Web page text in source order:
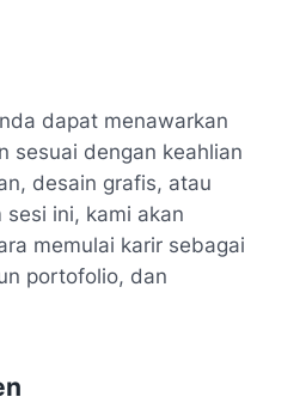
dapat menawarkan
sesuai dengan keahlian
desain grafis, atau
sesi ini, kami akan
memulai karir sebagai
portofolio, dan